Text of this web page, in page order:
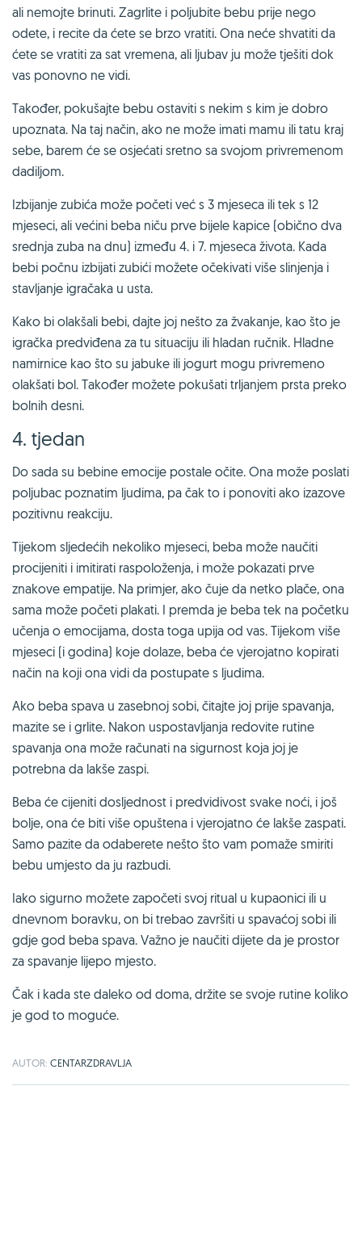
ali nemojte brinuti. Zagrlite i poljubite bebu prije nego
odete, i recite da ćete se brzo vratiti. Ona neće shvatiti da
ćete se vratiti za sat vremena, ali ljubav ju može tješiti dok
vas ponovno ne vidi.
Također, pokušajte bebu ostaviti s nekim s kim je dobro
upoznata. Na taj način, ako ne može imati mamu ili tatu kraj
sebe, barem će se osjećati sretno sa svojom privremenom
dadiljom.
Izbijanje zubića može početi već s 3 mjeseca ili tek s 12
mjeseci, ali većini beba niču prve bijele kapice (obično dva
srednja zuba na dnu) između 4. i 7. mjeseca života. Kada
bebi počnu izbijati zubići možete očekivati više slinjenja i
stavljanje igračaka u usta.
Kako bi olakšali bebi, dajte joj nešto za žvakanje, kao što je
igračka predviđena za tu situaciju ili hladan ručnik. Hladne
namirnice kao što su jabuke ili jogurt mogu privremeno
olakšati bol. Također možete pokušati trljanjem prsta preko
bolnih desni.
4. tjedan
Do sada su bebine emocije postale očite. Ona može poslati
poljubac poznatim ljudima, pa čak to i ponoviti ako izazove
pozitivnu reakciju.
Tijekom sljedećih nekoliko mjeseci, beba može naučiti
procijeniti i imitirati raspoloženja, i može pokazati prve
znakove empatije. Na primjer, ako čuje da netko plače, ona
sama može početi plakati. I premda je beba tek na početku
učenja o emocijama, dosta toga upija od vas. Tijekom više
mjeseci (i godina) koje dolaze, beba će vjerojatno kopirati
način na koji ona vidi da postupate s ljudima.
Ako beba spava u zasebnoj sobi, čitajte joj prije spavanja,
mazite se i grlite. Nakon uspostavljanja redovite rutine
spavanja ona može računati na sigurnost koja joj je
potrebna da lakše zaspi.
Beba će cijeniti dosljednost i predvidivost svake noći, i još
bolje, ona će biti više opuštena i vjerojatno će lakše zaspati.
Samo pazite da odaberete nešto što vam pomaže smiriti
bebu umjesto da ju razbudi.
Iako sigurno možete započeti svoj ritual u kupaonici ili u
dnevnom boravku, on bi trebao završiti u spavaćoj sobi ili
gdje god beba spava. Važno je naučiti dijete da je prostor
za spavanje lijepo mjesto.
Čak i kada ste daleko od doma, držite se svoje rutine koliko
je god to moguće.
AUTOR: CENTARZDRAVLJA